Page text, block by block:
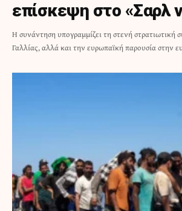
επίσκεψη στο «Σαρλ
Η συνάντηση υπογραμμίζει τη στενή στρατιωτική
Γαλλίας, αλλά και την ευρωπαϊκή παρουσία στην